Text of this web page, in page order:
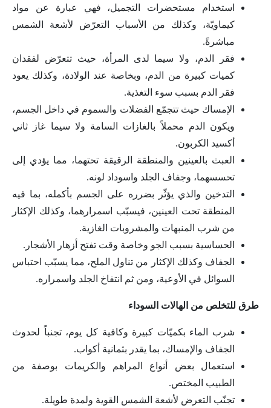
استخدام مستحضرات التجميل، فهي عبارة عن مواد
كيماويّة، وكذلك من الأسباب التعرّض لأشعة الشمس
مباشرةً.
فقر الدم، ولا سيما لدى المرأة، حيث تتعرّض لفقدان
كميات كبيرة من الدم، وبخاصة عند الولادة، وكذلك يعود
فقر الدم بسبب سوء التغذية.
الإمساك حيث تتجمّع الفضلات والسموم في داخل الجسم،
ويكون الدم محملاً بالغازات السامة ولا سيما غاز ثاني
أكسيد الكربون.
العبث بالعينين والمنطقة الرقيقة تحتهما، مما يؤدي إلى
تحسسهما، وجفاف الجلد واسوداد لونه.
التدخين والذي يؤثّر بضرره على الجسم بأكمله، بما فيه
المنطقة تحت العينين، فيسبّب اسمرارهما، وكذلك الإكثار
من شرب المنبهات والمشروبات الغازية.
الحساسية بسبب الجو وخاصة وقت تفتح أزهار الأشجار.
الجفاف وكذلك الإكثار من تناول الملح، مما يسبّب احتباس
السوائل في الأوعية، ومن ثم انتفاخ الجلد واسمراره.
طرق للتخلص من الهالات السوداء
شرب الماء بكميّات كبيرة وكافية كل يوم، تجنباً لحدوث
الجفاف والإمساك، بما يقدر بثمانية أكواب.
استعمال بعض أنواع المراهم والكريمات بوصفة من
الطبيب المختص.
تجنّب التعرض لأشعة الشمس القوية ولمدة طويلة.